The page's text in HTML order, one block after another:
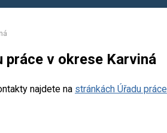
práce v okrese Karviná
najdete na stránkách Úřadu práce